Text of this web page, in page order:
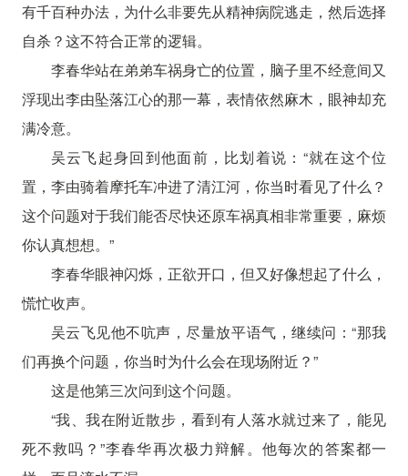
有千百种办法，为什么非要先从精神病院逃走，然后选择
自杀？这不符合正常的逻辑。
李春华站在弟弟车祸身亡的位置，脑子里不经意间又
浮现出李由坠落江心的那一幕，表情依然麻木，眼神却充
满冷意。
吴云飞起身回到他面前，比划着说：“就在这个位
置，李由骑着摩托车冲进了清江河，你当时看见了什么？
这个问题对于我们能否尽快还原车祸真相非常重要，麻烦
你认真想想。”
李春华眼神闪烁，正欲开口，但又好像想起了什么，
慌忙收声。
吴云飞见他不吭声，尽量放平语气，继续问：“那我
们再换个问题，你当时为什么会在现场附近？”
这是他第三次问到这个问题。
“我、我在附近散步，看到有人落水就过来了，能见
死不救吗？”李春华再次极力辩解。他每次的答案都一